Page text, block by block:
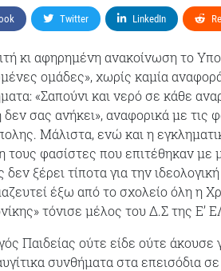
Twitter LinkedIn
κι αφηρημένη ανακοίνωση το
ομάδες», χωρίς καμία
«Σαπούνι και νερό σε κάθε
δεν σας ανήκει», αναφορικά με τις
Μάλιστα, ενώ και η
τους φασίστες που επιτέθηκαν με
δεν ξέρει τίποτα για την
έξω από το σχολείο όλη η
τόνισε μέλος του Δ.Σ της Ε’
Παιδείας ούτε είδε ούτε άκουσε
συνθήματα στα επεισόδια